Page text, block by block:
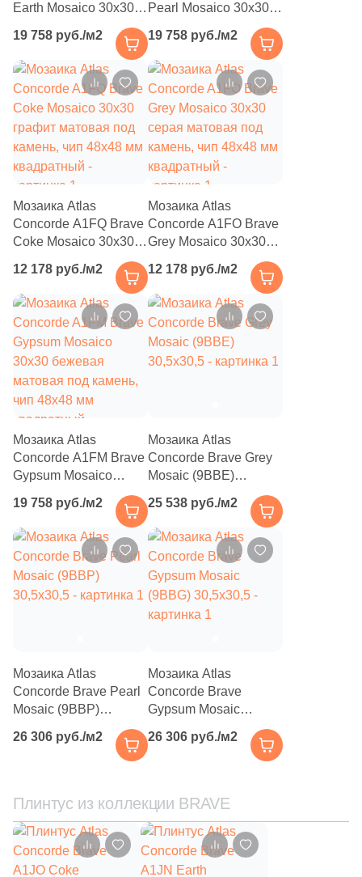
Peronda (375 )
Petracers (7)
Pieza Ceramica ( 34)
Plaza (
Porcelanicos HDC (12
Porcelanite Dos (
Primavera (160)
Realistik (18 )
Realonda (10)
Rex Ceramiche (7)
Ribesalbes Ceramica (
Rino Seramik (
Roca (32)
Rocersa (86)
Rondine (6)
Rovese Rus (3)
STN Ceramica (37)
Sanchis ( 22)
Sant Agostino (40
Serenissima Cir ( 3
Sina Tile ( 168 )
Sinfonia Ceramicas (2 )
Sintesi (2)
Earth Mosaico 30x30
натуральная под
камень
19 758 руб./м2
Pearl Mosaico 30x30
бежевая натуральная
под камень
19 758 руб./м2
Мозаика Atlas
Concorde A1FQ Brave
Coke Mosaico 30x30
графит матовая под
камень, чип 48х48 мм
квадратный
12 178 руб./м2
Мозаика Atlas
Concorde A1FO Brave
Grey Mosaico 30x30
серая матовая под
камень, чип 48х48 мм
квадратный
12 178 руб./м2
Мозаика Atlas
Concorde A1FM Brave
Gypsum Mosaico
матовая под камень,
чип 48х48 мм
квадратный
19 758 руб./м2
Мозаика Atlas
Concorde Brave Grey
Mosaic (9BBE)
25 538 руб./м2
Мозаика Atlas
Concorde Brave Pearl
Mosaic (9BBP)
26 306 руб./м2
Мозаика Atlas
Concorde Brave
Gypsum Mosaic
26 306 руб./м2
Плинтус из коллекции BRAVE